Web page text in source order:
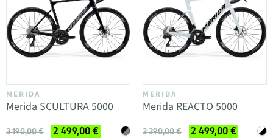
MERIDA
Merida SCULTURA 5000
3 190,00 € 2 499,00 €
MERIDA
Merida REACTO 5000
3 390,00 € 2 499,00 €